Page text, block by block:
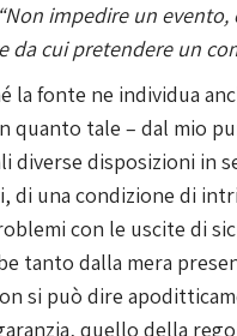
impedire un evento,
da cui pretendere un
la fonte ne individua
quanto tale – dal mio
disposizioni in
di una condizione di
con le uscite di
tanto dalla mera
si può dire
quello della